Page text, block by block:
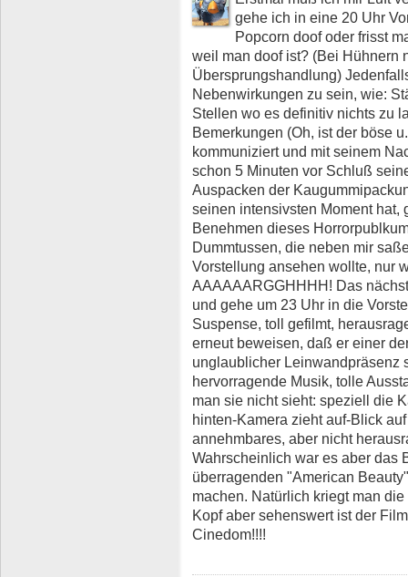
gehe ich in eine 20 Uhr
Popcorn doof oder frisst
weil man doof ist? (Bei Hühnern
Übersprungshandlung)
Nebenwirkungen zu sein, wie:
Stellen wo es definitiv nichts zu
Bemerkungen (Oh, ist der böse
kommuniziert und mit seinem
schon 5 Minuten vor Schluß
Auspacken der
seinen intensivsten Moment hat,
Benehmen dieses
Dummtussen, die neben mir
Vorstellung ansehen wollte, nur
AAAAAARGGHHHH! Das
und gehe um 23 Uhr in die
Suspense, toll gefilmt,
erneut beweisen, daß er einer
unglaublicher Leinwandpräsenz
hervorragende Musik, tolle
man sie nicht sieht: speziell die
hinten-Kamera zieht auf-Blick
annehmbares, aber nicht
Wahrscheinlich war es aber das
überragenden "American
machen. Natürlich kriegt man
Kopf aber sehenswert ist der
Cinedom!!!!